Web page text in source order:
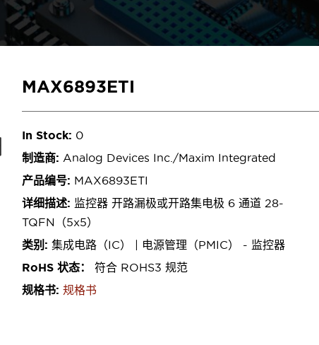
MAX6893ETI
In Stock: 0
制造商: Analog Devices Inc./Maxim Integrated
产品编号: MAX6893ETI
详细描述: 监控器 开路漏极或开路集电极 6 通道 28-
TQFN（5x5）
类别: 集成电路（IC） | 电源管理（PMIC） - 监控器
RoHS 状态：
符合 ROHS3 规范
规格书: 规格书